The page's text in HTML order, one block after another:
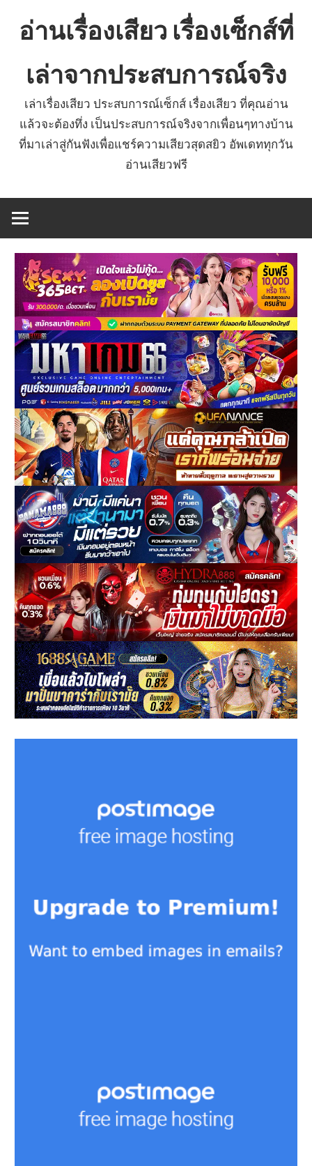
อ่านเรื่องเสียว เรื่องเซ็กส์ที่
เล่าจากประสบการณ์จริง
เล่าเรื่องเสียว ประสบการณ์เซ็กส์ เรื่องเสียว ที่คุณอ่าน
แล้วจะต้องทึ่ง เป็นประสบการณ์จริงจากเพื่อนๆทางบ้าน
ที่มาเล่าสู่กันฟังเพื่อแชร์ความเสียวสุดสยิว อัพเดททุกวัน
อ่านเสียวฟรี